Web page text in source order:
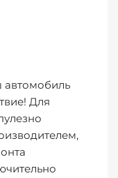
автомобиль
Для